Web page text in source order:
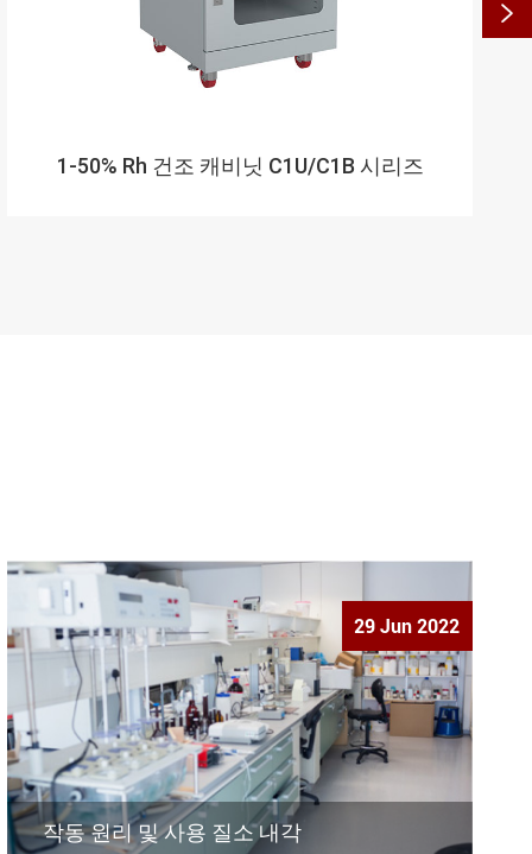
1-50% Rh 건조 캐비닛 C1U/C1B 시리즈
29 Jun 2022
작동 원리 및 사용 질소 내각
